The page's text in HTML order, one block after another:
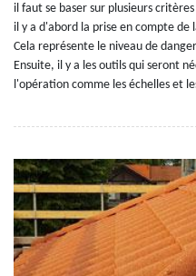
il faut se baser sur plusieurs
il y a d'abord la prise en compte
Cela représente le niveau de
Ensuite, il y a les outils qui seront
l'opération comme les échelles et